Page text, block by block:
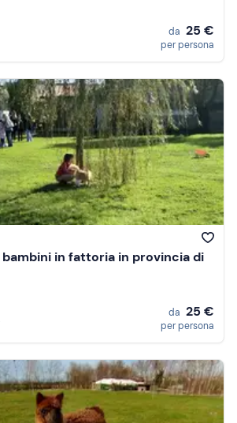
da 25 €
per persona
bambini in fattoria in provincia di
da 25 €
per persona